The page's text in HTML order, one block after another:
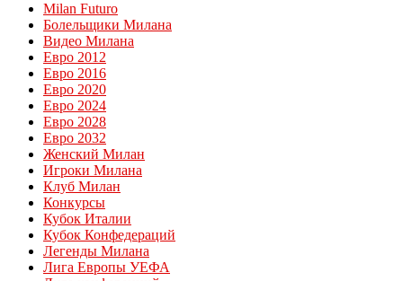
Milan Futuro
Болельщики Милана
Видео Милана
Евро 2012
Евро 2016
Евро 2020
Евро 2024
Евро 2028
Евро 2032
Женский Милан
Игроки Милана
Клуб Милан
Конкурсы
Кубок Италии
Кубок Конфедераций
Легенды Милана
Лига Европы УЕФА